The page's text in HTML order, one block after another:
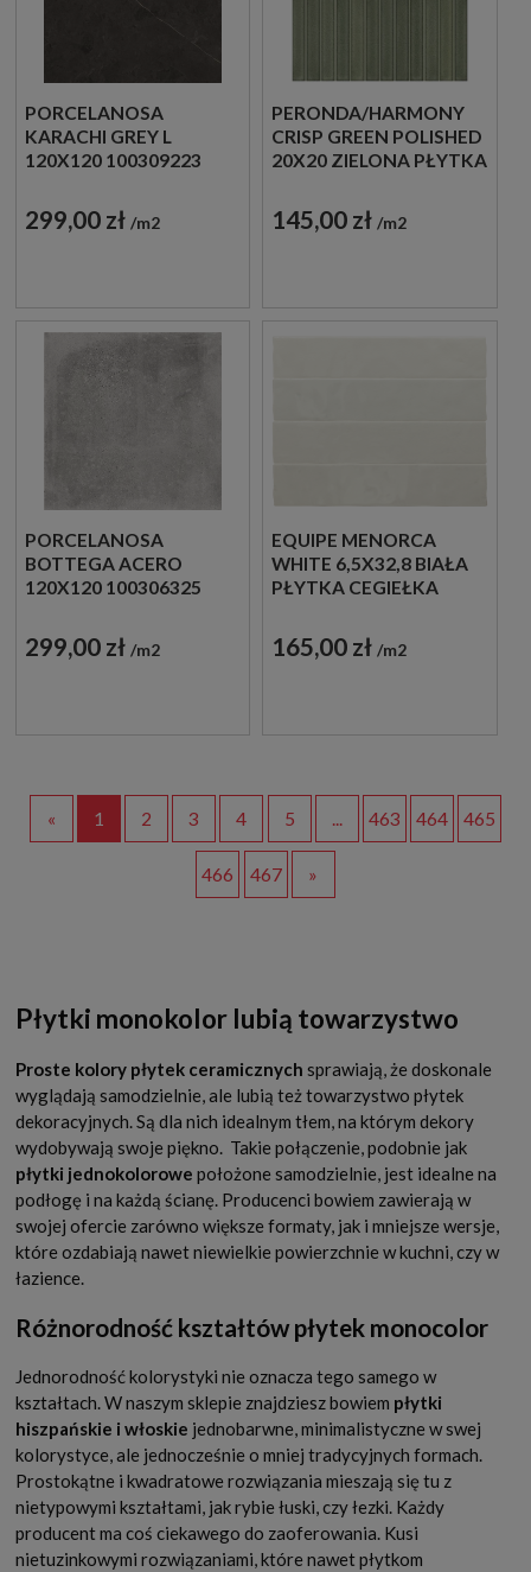
PORCELANOSA
KARACHI GREY L
120X120 100309223
299,00 zł m2
PERONDA/HARMONY
CRISP GREEN POLISHED
20X20 ZIELONA PŁYTKA
DEKORACYJNA
145,00 zł m2
PORCELANOSA
BOTTEGA ACERO
120X120 100306325
GRESOWE
299,00 zł m2
EQUIPE MENORCA
WHITE 6,5X32,8 BIAŁA
PŁYTKA CEGIEŁKA
165,00 zł m2
« 1 2 3 4 5 ... 463 464 465
466 467 »
Płytki monokolor lubią towarzystwo
Proste kolory płytek ceramicznych sprawiają, że doskonale
wyglądają samodzielnie, ale lubią też towarzystwo płytek
dekoracyjnych. Są dla nich idealnym tłem, na którym dekory
wydobywają swoje piękno. Takie połączenie, podobnie jak
płytki jednokolorowe położone samodzielnie, jest idealne na
podłogę i na każdą ścianę. Producenci bowiem zawierają w
swojej ofercie zarówno większe formaty, jak i mniejsze wersje,
które ozdabiają nawet niewielkie powierzchnie w kuchni, czy w
łazience.
Różnorodność kształtów płytek monocolor
Jednorodność kolorystyki nie oznacza tego samego w
kształtach. W naszym sklepie znajdziesz bowiem płytki
hiszpańskie i włoskie jednobarwne, minimalistyczne w swej
kolorystyce, ale jednocześnie o mniej tradycyjnych formach.
Prostokątne i kwadratowe rozwiązania mieszają się tu z
nietypowymi kształtami, jak rybie łuski, czy łezki. Każdy
producent ma coś ciekawego do zaoferowania. Kusi
nietuzinkowymi rozwiązaniami, które nawet płytkom